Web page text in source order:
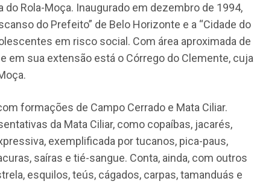
Rola-Moça. Inaugurado em dezembro de 1994,
do Prefeito” de Belo Horizonte e a “Cidade do
em risco social. Com área aproximada de
em sua extensão está o Córrego do Clemente, cuja
formações de Campo Cerrado e Mata Ciliar.
da Mata Ciliar, como copaíbas, jacarés,
exemplificada por tucanos, pica-paus,
saíras e tié-sangue. Conta, ainda, com outros
esquilos, teús, cágados, carpas, tamanduás e